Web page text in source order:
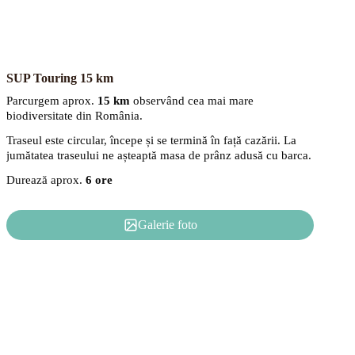
SUP Touring 15 km
Parcurgem aprox. 15 km observând cea mai mare
biodiversitate din România.
Traseul este circular, începe și se termină în față cazării. La
jumătatea traseului ne așteaptă masa de prânz adusă cu barca.
Durează aprox. 6 ore
Galerie foto